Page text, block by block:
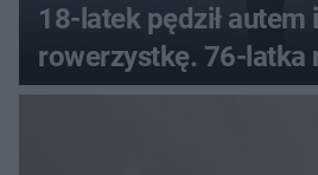
18-latek pędził autem
rowerzystkę. 76-latka